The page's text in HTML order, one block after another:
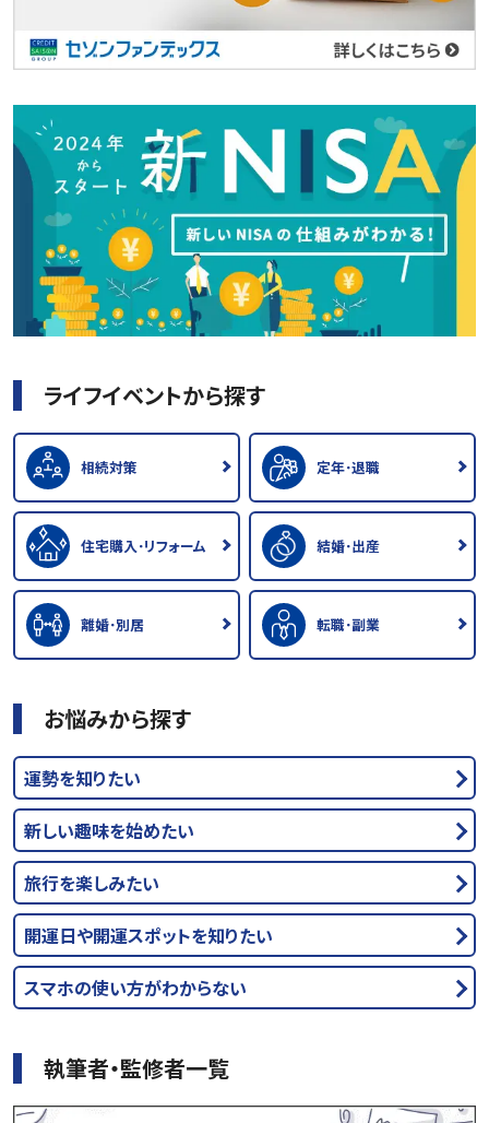
ライフイベントから探す
相続対策 定年･退職
住宅購入･リフォーム 結婚･出産
離婚･別居 転職･副業
お悩みから探す
運勢を知りたい
新しい趣味を始めたい
旅行を楽しみたい
開運日や開運スポットを知りたい
スマホの使い方がわからない
執筆者・監修者一覧